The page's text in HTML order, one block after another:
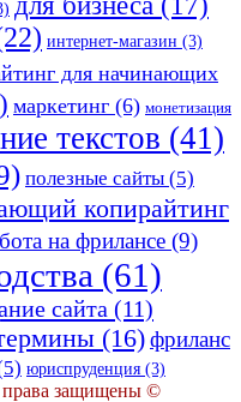
интернет-магазин (3)
для начинающих
маркетинг (6) монетизация
текстов (41)
полезные сайты (5)
копирайтинг
на фрилансе (9)
(61)
сайта (11)
(16)фриланс
юриспруденция (3)
права защищены ©